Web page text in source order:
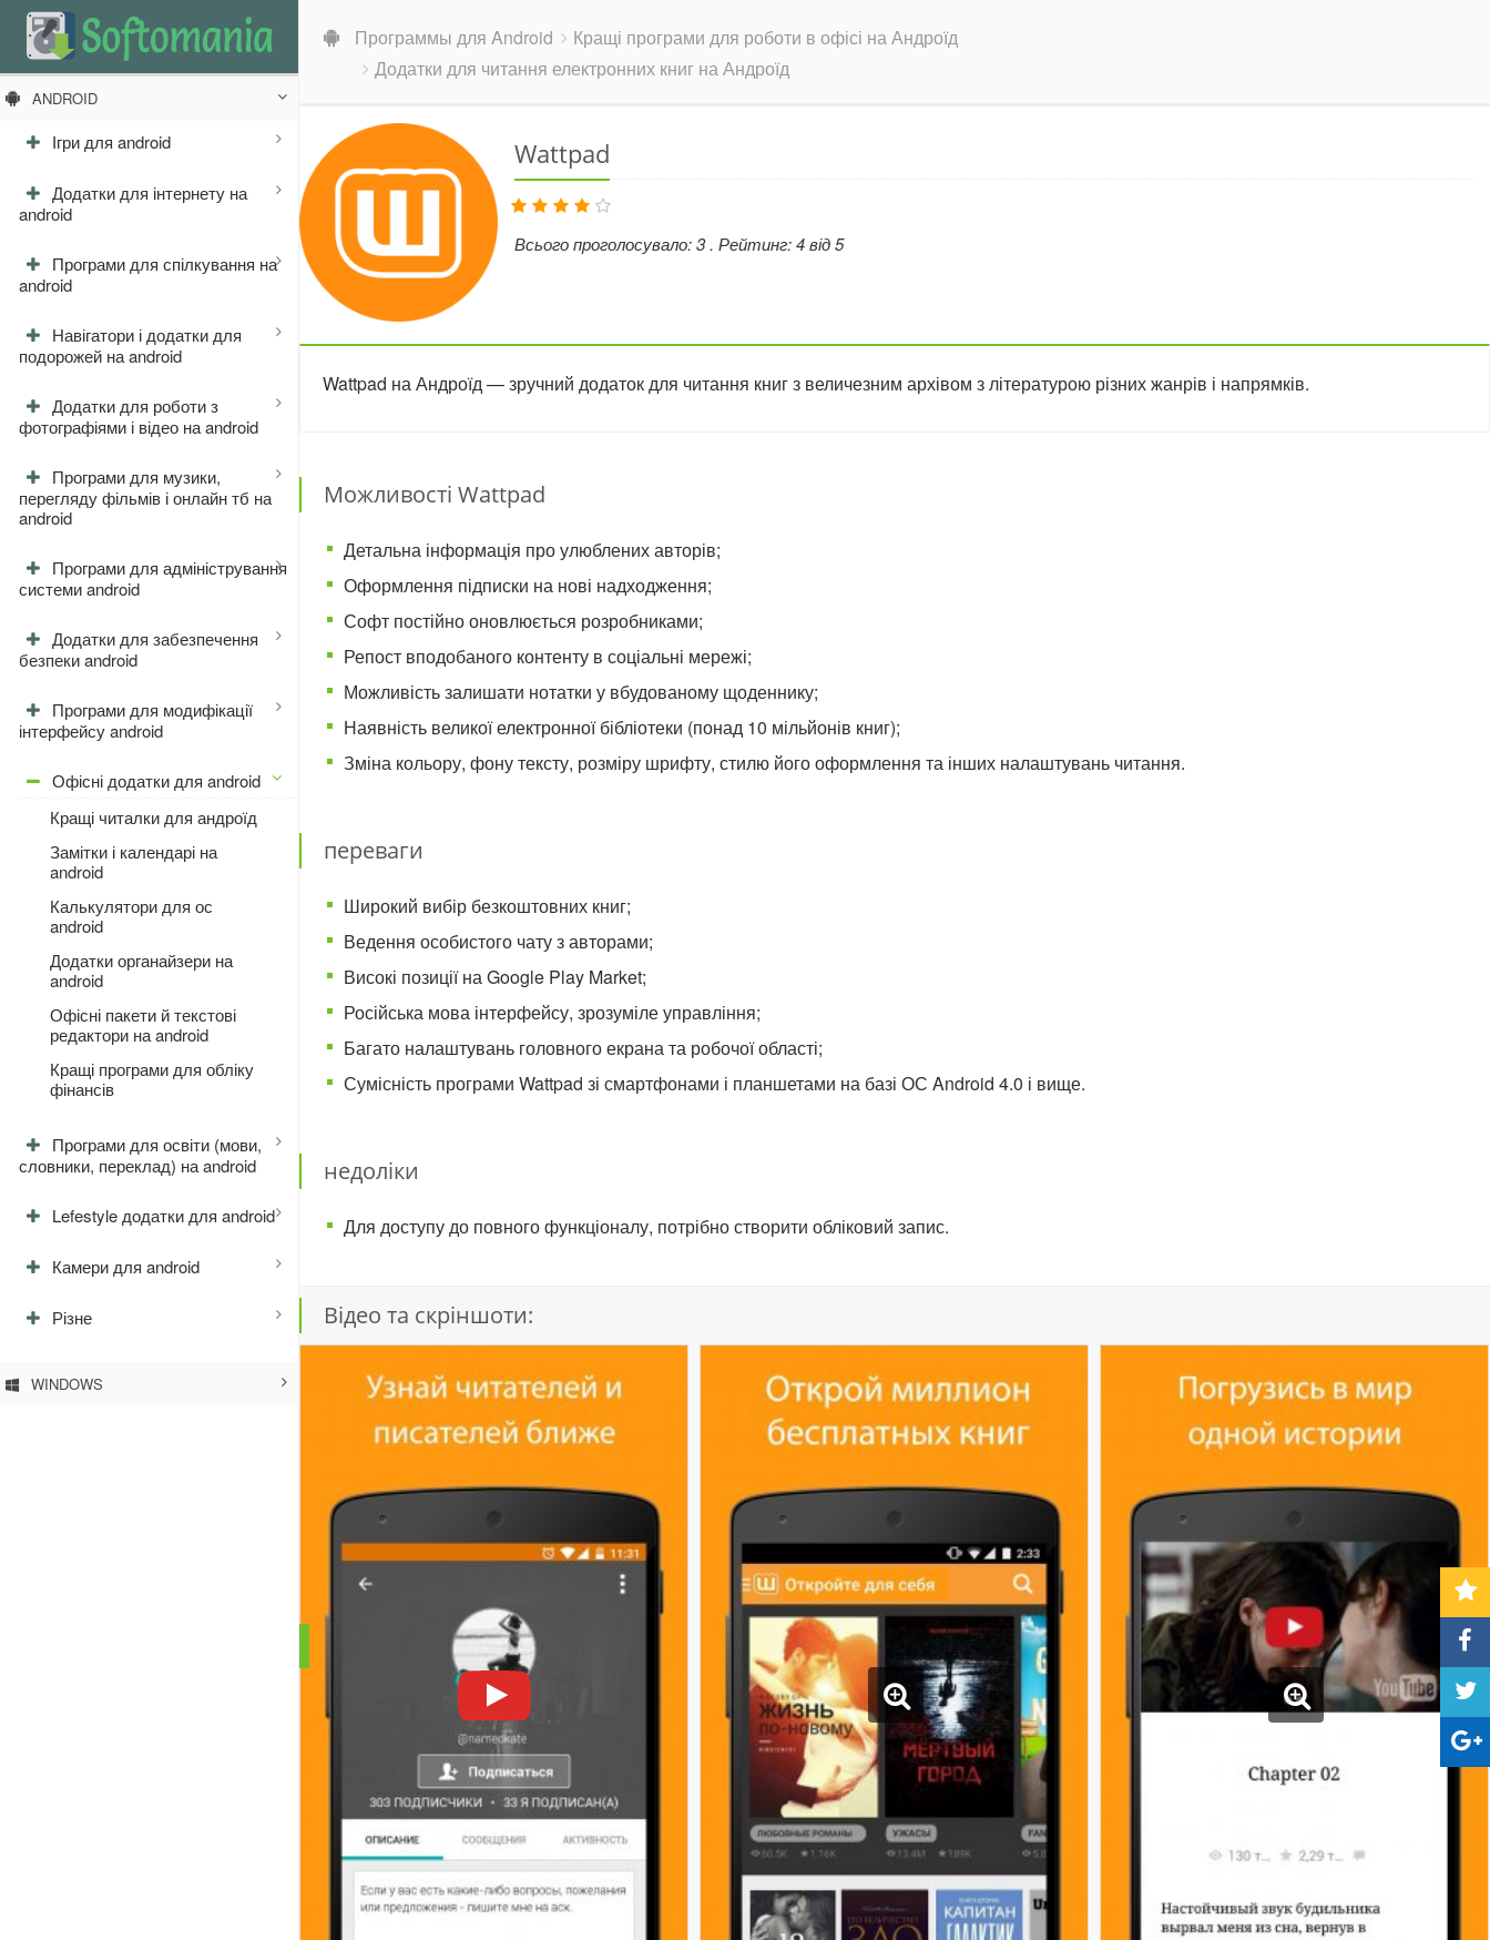
Программы для Android
Кращі програми для роботи в офісі на Андроїд
Додатки для читання електронних книг на Андроїд
Wattpad
Всього проголосувало:3. Рейтинг:4від5
Wattpad на Андроїд — зручний додаток для читання книг з величезним архівом з літературою різних жанрів і напрямків.
Можливості Wattpad
Детальна інформація про улюблених авторів;
Оформлення підписки на нові надходження;
Софт постійно оновлюється розробниками;
Репост вподобаного контенту в соціальні мережі;
Можливість залишати нотатки у вбудованому щоденнику;
Наявність великої електронної бібліотеки (понад 10 мільйонів книг);
Зміна кольору, фону тексту, розміру шрифту, стилю його оформлення та інших налаштувань читання.
переваги
Широкий вибір безкоштовних книг;
Ведення особистого чату з авторами;
Високі позиції на Google Play Market;
Російська мова інтерфейсу, зрозуміле управління;
Багато налаштувань головного екрана та робочої області;
Сумісність програми Wattpad зі смартфонами і планшетами на базі ОС Android 4.0 і вище.
недоліки
Для доступу до повного функціоналу, потрібно створити обліковий запис.
Відео та скріншоти:
ANDROID
Ігри для android
Додатки для інтернету на
android
Програми для спілкування на
android
Навігатори і додатки для
подорожей на android
Додатки для роботи з
фотографіями і відео на android
Програми для музики,
перегляду фільмів і онлайн тб на
android
Програми для адміністрування
системи android
Додатки для забезпечення
безпеки android
Програми для модифікації
інтерфейсу android
Офісні додатки для android
Кращі читалки для андроїд
Замітки і календарі на
android
Калькулятори для ос
android
Додатки органайзери на
android
Офісні пакети й текстові
редактори на android
Кращі програми для обліку
фінансів
Програми для освіти (мови,
словники, переклад) на android
Lefestyle додатки для android
Камери для android
Різне
WINDOWS